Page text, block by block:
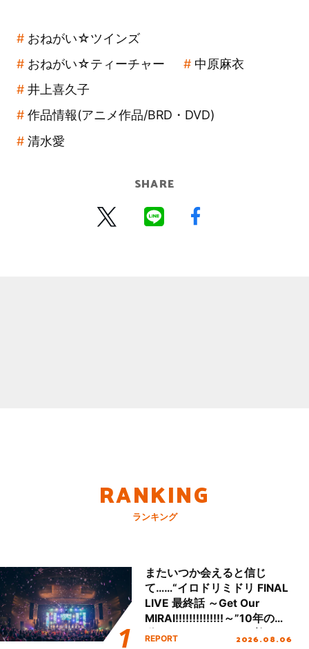
おねがい☆ツインズ
おねがい☆ティーチャー
中原麻衣
井上喜久子
作品情報(アニメ作品/BRD・DVD)
清水愛
SHARE
RANKING
ランキング
またいつか会えると信じ
て……“イロドリミドリ FINAL
LIVE 最終話 ～Get Our
MIRAI!!!!!!!!!!!!!!～”10年の活
動を経てファイナルを迎える
REPORT 2026.08.06